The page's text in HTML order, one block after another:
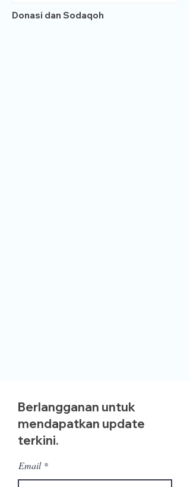
Donasi dan Sodaqoh
Berlangganan untuk
mendapatkan update
terkini.
Email